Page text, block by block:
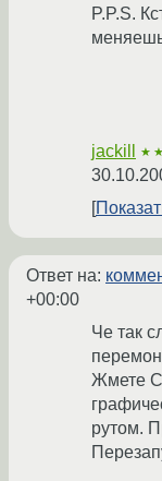
P.P.S.
jackill
Ответ на:
+00:00
Че так
Жмете
рутом.